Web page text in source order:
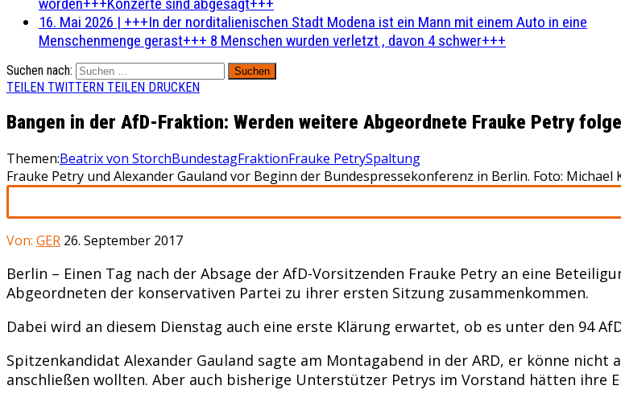
16. Mai 2026 | +++In der norditalienischen Stadt Modena ist ein Mann mit einem Auto in eine
Menschenmenge gerast+++ 8 Menschen wurden verletzt , davon 4 schwer+++
Suchen nach:
TEILEN TWITTERN TEILEN DRUCKEN
Bangen in der AfD-Fraktion: Werden weitere Abgeordnete Frauke Petry
Themen:Beatrix von StorchBundestagFraktionFrauke PetrySpaltung
Frauke Petry und Alexander Gauland vor Beginn der Bundespressekonferenz in Berlin. Foto: Michael
Von: GER 26. September 2017
Berlin – Einen Tag nach der Absage der AfD-Vorsitzenden Frauke Petry an eine
Abgeordneten der konservativen Partei zu ihrer ersten Sitzung zusammenkommen.
Dabei wird an diesem Dienstag auch eine erste Klärung erwartet, ob es unter den 94
Spitzenkandidat Alexander Gauland sagte am Montagabend in der ARD, er könne
anschließen wollten. Aber auch bisherige Unterstützer Petrys im Vorstand hätten ihre